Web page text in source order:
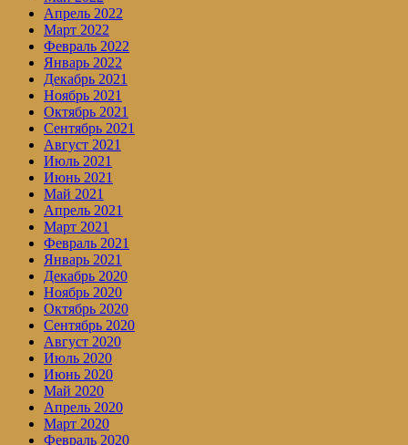
Апрель 2022
Март 2022
Февраль 2022
Январь 2022
Декабрь 2021
Ноябрь 2021
Октябрь 2021
Сентябрь 2021
Август 2021
Июль 2021
Июнь 2021
Май 2021
Апрель 2021
Март 2021
Февраль 2021
Январь 2021
Декабрь 2020
Ноябрь 2020
Октябрь 2020
Сентябрь 2020
Август 2020
Июль 2020
Июнь 2020
Май 2020
Апрель 2020
Март 2020
Февраль 2020